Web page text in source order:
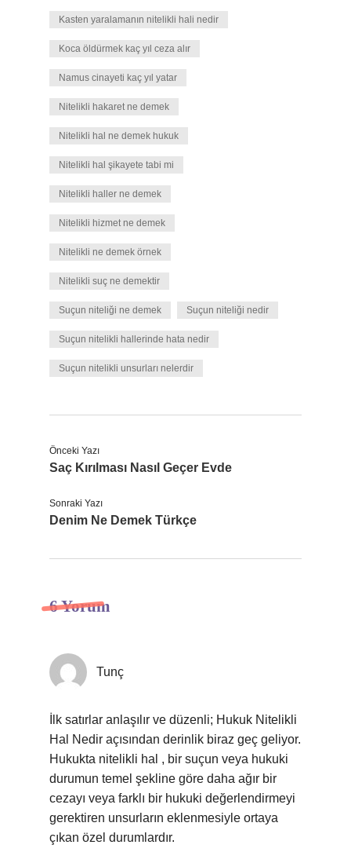
Kasten yaralamanın nitelikli hali nedir
Koca öldürmek kaç yıl ceza alır
Namus cinayeti kaç yıl yatar
Nitelikli hakaret ne demek
Nitelikli hal ne demek hukuk
Nitelikli hal şikayete tabi mi
Nitelikli haller ne demek
Nitelikli hizmet ne demek
Nitelikli ne demek örnek
Nitelikli suç ne demektir
Suçun niteliği ne demek Suçun niteliği nedir
Suçun nitelikli hallerinde hata nedir
Suçun nitelikli unsurları nelerdir
Önceki Yazı
Saç Kırılması Nasıl Geçer Evde
Sonraki Yazı
Denim Ne Demek Türkçe
6 Yorum
Tunç
İlk satırlar anlaşılır ve düzenli; Hukuk Nitelikli
Hal Nedir açısından derinlik biraz geç geliyor.
Hukukta nitelikli hal , bir suçun veya hukuki
durumun temel şekline göre daha ağır bir
cezayı veya farklı bir hukuki değerlendirmeyi
gerektiren unsurların eklenmesiyle ortaya
çıkan özel durumlardır.